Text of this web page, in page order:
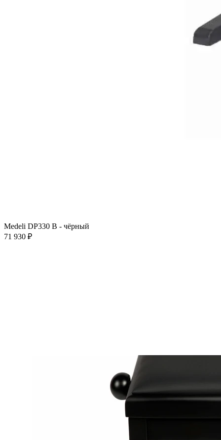
Medeli DP330 B - чёрный
71 930 ₽